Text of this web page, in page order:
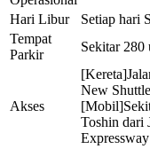
Hari Libur
Setiap hari
Tempat
Parkir
Sekitar 280
Akses
New
Toshin dari
Expressway